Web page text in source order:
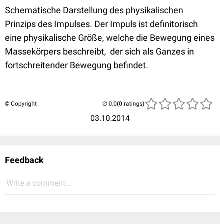
Schematische Darstellung des physikalischen
Prinzips des Impulses. Der Impuls ist definitorisch
eine physikalische Größe, welche die Bewegung eines
Massekörpers beschreibt, der sich als Ganzes in
fortschreitender Bewegung befindet.
© Copyright
03.10.2014
(0 ratings)
Feedback
Write a comment...